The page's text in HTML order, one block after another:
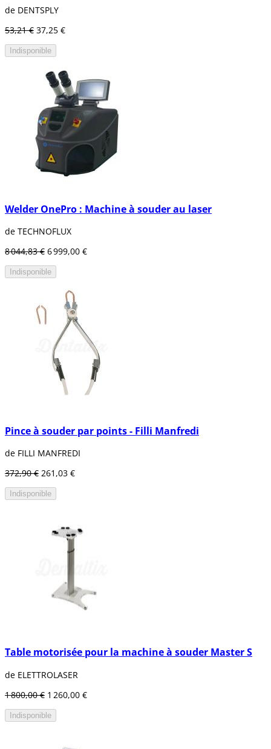
de DENTSPLY
53,21 € 37,25 €
Indisponible
Welder OnePro : Machine à souder au laser
de TECHNOFLUX
8 044,83 € 6 999,00 €
Indisponible
Pince à souder par points - Filli Manfredi
de FILLI MANFREDI
372,90 € 261,03 €
Indisponible
Table motorisée pour la machine à souder Master S
de ELETTROLASER
1 800,00 € 1 260,00 €
Indisponible